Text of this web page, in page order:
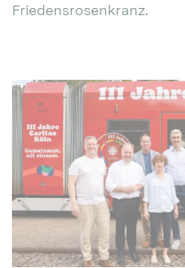
Friedensrosenkranz.